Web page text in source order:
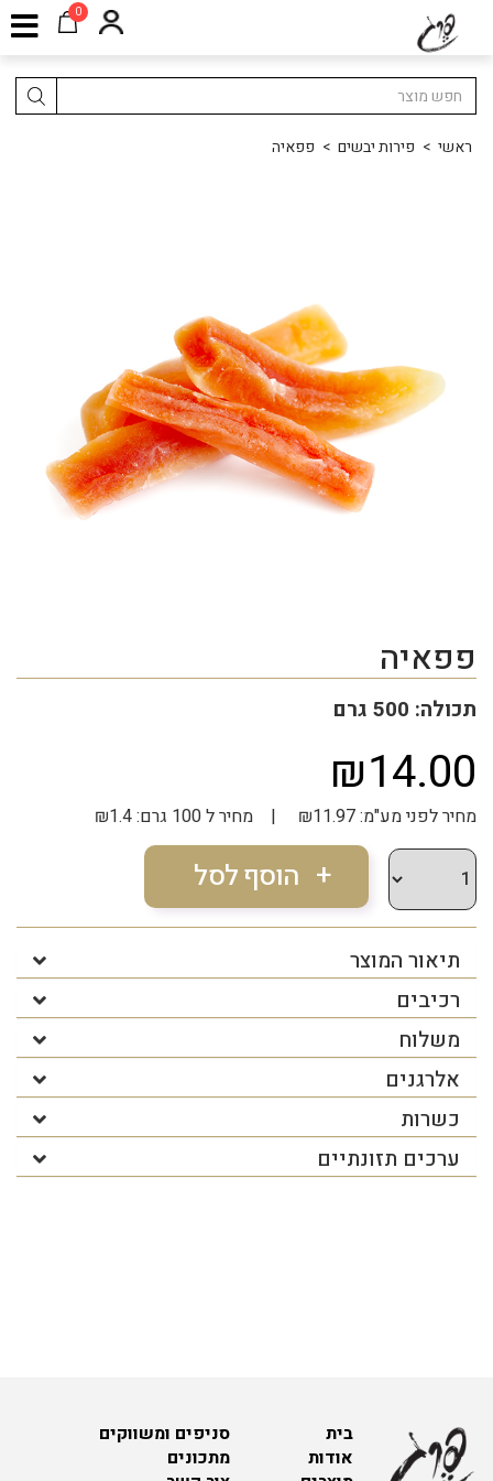
0
ראשי > פירות יבשים > פפאיה
פפאיה
תכולה: 500 גרם
₪14.00
מחיר לפני מע"מ: ₪11.97 | מחיר ל 100 גרם: ₪1.4
תיאור המוצר
רכיבים
משלוח
אלרגנים
כשרות
ערכים תזונתיים
סניפים ומשווקים
מתכונים
בית
אודות